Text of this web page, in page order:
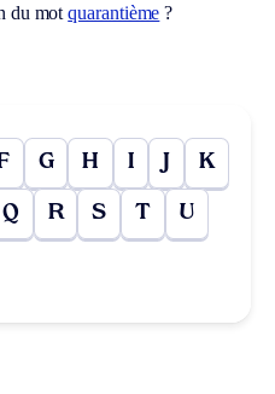
du motquarantième ?
G H I J K
Q R S T U